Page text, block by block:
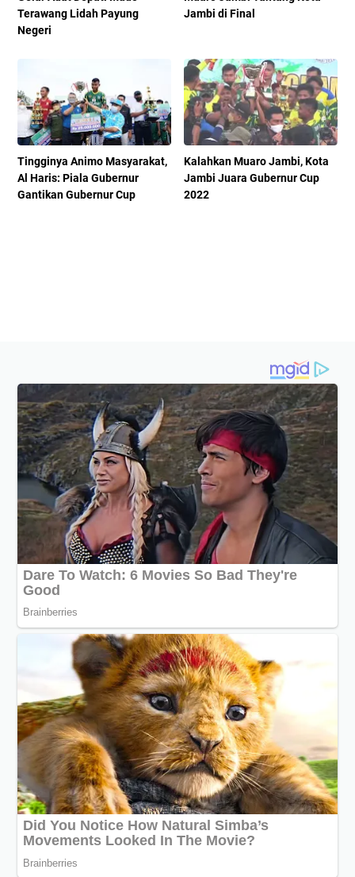
Terawang Lidah Payung
Negeri
Jambi di Final
Tingginya Animo Masyarakat,
Al Haris: Piala Gubernur
Gantikan Gubernur Cup
Kalahkan Muaro Jambi, Kota
Jambi Juara Gubernur Cup
2022